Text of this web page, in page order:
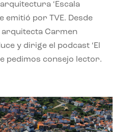
‘Escala
emitió por TVE. Desde
arquitecta Carmen
y dirige el podcast ‘El
pedimos consejo lector.